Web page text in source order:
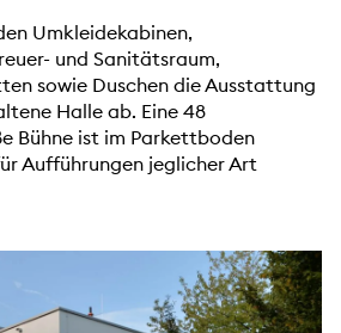
Umkleidekabinen,
und Sanitätsraum,
sowie Duschen die Ausstattung
Halle ab. Eine 48
Bühne ist im Parkettboden
Aufführungen jeglicher Art